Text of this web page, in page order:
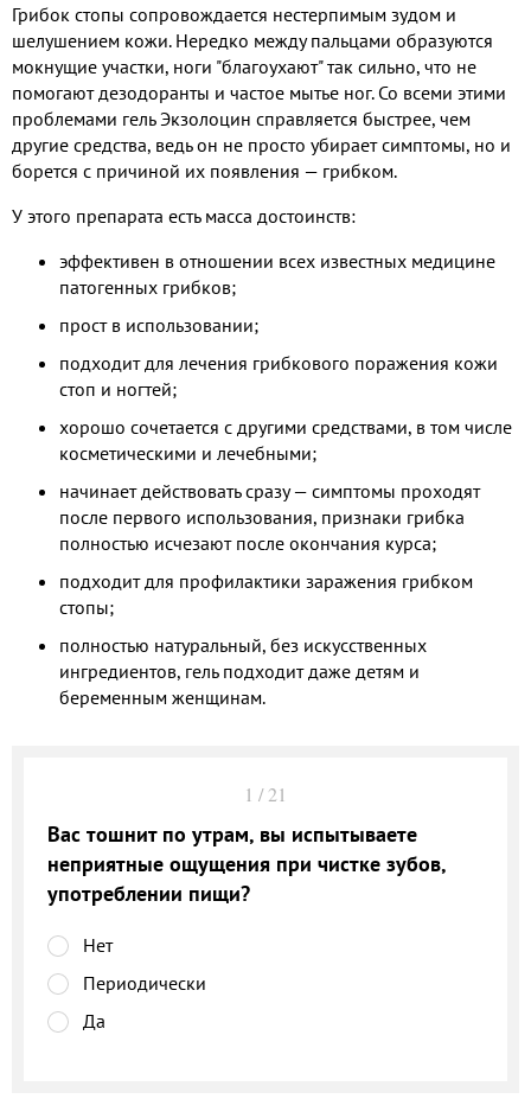
Грибок стопы сопровождается нестерпимым зудом и
шелушением кожи. Нередко между пальцами образуются
мокнущие участки, ноги "благоухают" так сильно, что не
помогают дезодоранты и частое мытье ног. Со всеми этими
проблемами гель Экзолоцин справляется быстрее, чем
другие средства, ведь он не просто убирает симптомы, но и
борется с причиной их появления — грибком.
У этого препарата есть масса достоинств:
эффективен в отношении всех известных медицине
патогенных грибков;
прост в использовании;
подходит для лечения грибкового поражения кожи
стоп и ногтей;
хорошо сочетается с другими средствами, в том числе
косметическими и лечебными;
начинает действовать сразу — симптомы проходят
после первого использования, признаки грибка
полностью исчезают после окончания курса;
подходит для профилактики заражения грибком
стопы;
полностью натуральный, без искусственных
ингредиентов, гель подходит даже детям и
беременным женщинам.
1 /21
Вас тошнит по утрам, вы испытываете
неприятные ощущения при чистке зубов,
употреблении пищи?
Нет
Периодически
Да